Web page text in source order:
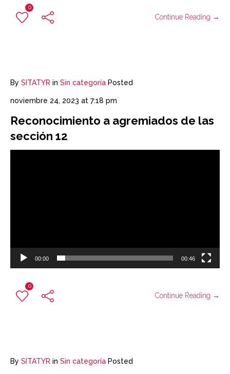
0
Continue Reading →
By SITATYR in Sin categoría Posted
noviembre 24, 2023 at 7:18 pm
Reconocimiento a agremiados de las
sección 12
00:00 00:46
0
Continue Reading →
By SITATYR in Sin categoría Posted